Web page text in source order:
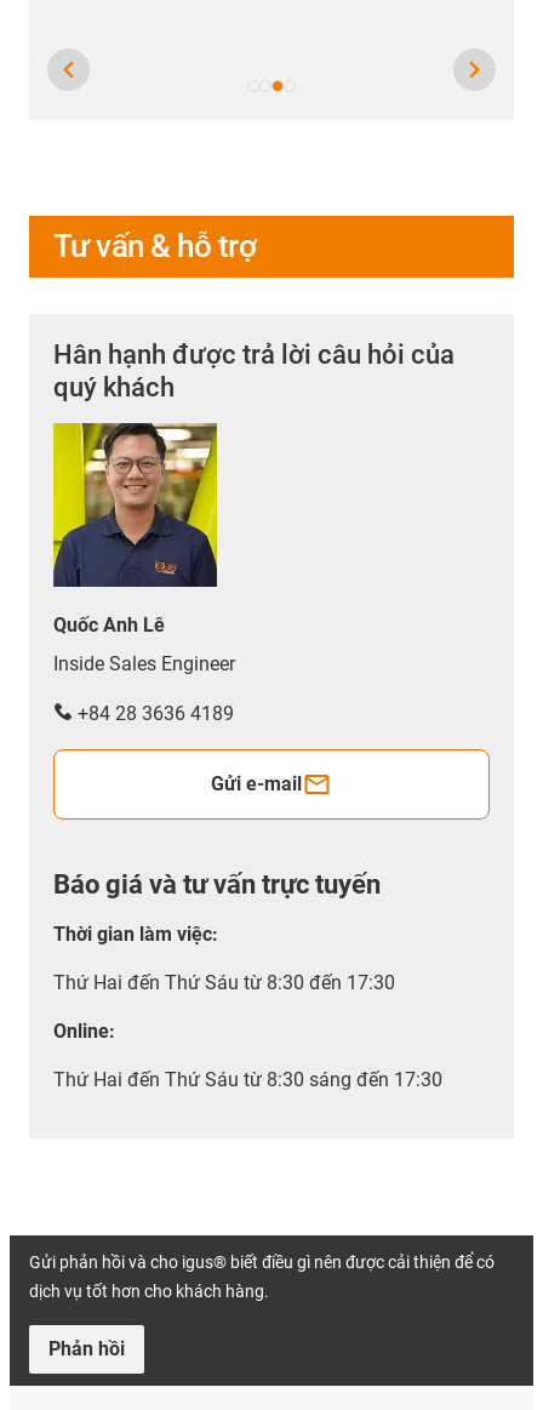
Tư vấn & hỗ trợ
Hân hạnh được trả lời câu hỏi của
quý khách
Quốc Anh Lê
Inside Sales Engineer
+84 28 3636 4189
Gửi e-mail
Báo giá và tư vấn trực tuyến
Thời gian làm việc:
Thứ Hai đến Thứ Sáu từ 8:30 đến 17:30
Online:
Thứ Hai đến Thứ Sáu từ 8:30 sáng đến 17:30
Gửi phản hồi và cho igus® biết điều gì nên được cải thiện để có
dịch vụ tốt hơn cho khách hàng.
Phản hồi